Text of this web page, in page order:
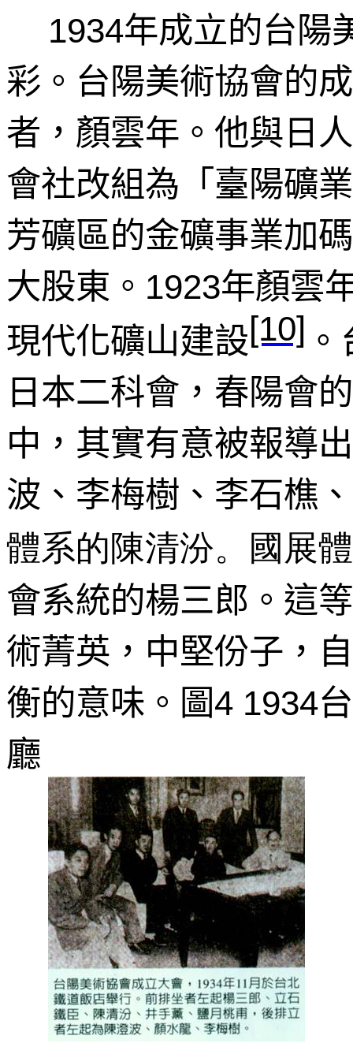
1934年成立的台陽
彩。台陽美術協會的
者，顏雲年。他與日
會社改組為「臺陽礦
芳礦區的金礦事業加
大股東。 1923年顏雲
現代化礦山建設[10]
日本二科會，春陽會
中，其實有意被報導
波、李梅樹、李石樵
體系的陳清汾。國展
會系統的楊三郎。這
術菁英，中堅份子，
衡的意味。圖4 1934
廳